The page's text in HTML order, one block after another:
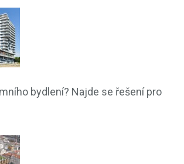
bydlení? Najde se řešení pro